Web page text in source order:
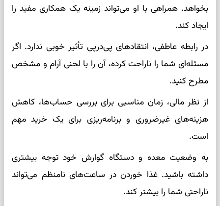
بخواهد. همراهی با او می‌تواند زمینه یک همکاری مفید را
ایجاد کند.
در رابطه عاطفی، انتقادهای پی‌درپی تأثیر خوبی ندارد. اگر
مسئله‌ای شما را ناراحت کرده، آن را با لحنی آرام و مشخص
مطرح کنید.
از نظر مالی، زمان مناسبی برای بررسی حساب‌ها، کاهش
هزینه‌های غیرضروری و برنامه‌ریزی برای یک خرید مهم
است.
به وضعیت معده و دستگاه گوارش خود توجه بیشتری
داشته باشید. غذا خوردن در ساعت‌های نامنظم می‌تواند
ناراحتی شما را بیشتر کند.